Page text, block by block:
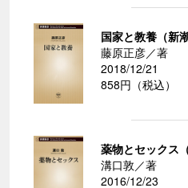
国家と教養（新
藤原正彦／著
2018/12/21
858円（税込）
薬物とセックス
溝口敦／著
2016/12/23